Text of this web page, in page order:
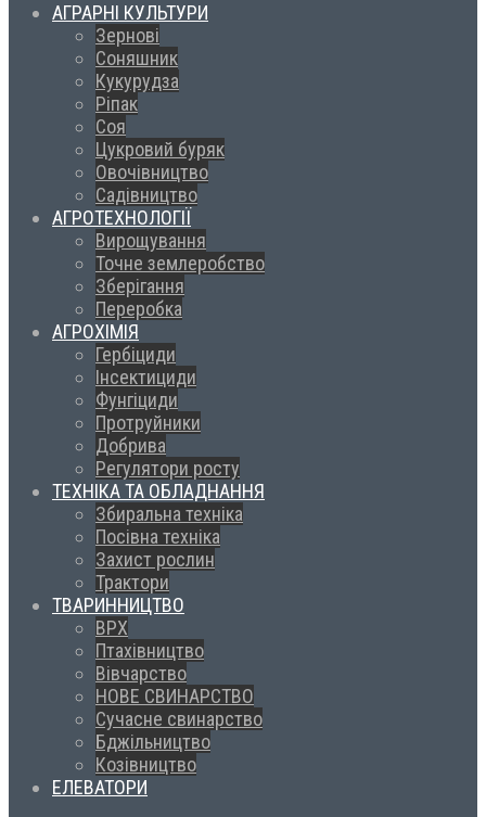
АГРАРНІ КУЛЬТУРИ
Зернові
Соняшник
Кукурудза
Ріпак
Соя
Цукровий буряк
Овочівництво
Садівництво
АГРОТЕХНОЛОГІЇ
Вирощування
Точне землеробство
Зберігання
Переробка
АГРОХІМІЯ
Гербіциди
Інсектициди
Фунгіциди
Протруйники
Добрива
Регулятори росту
ТЕХНІКА ТА ОБЛАДНАННЯ
Збиральна техніка
Посівна техніка
Захист рослин
Трактори
ТВАРИННИЦТВО
ВРХ
Птахівництво
Вівчарство
НОВЕ СВИНАРСТВО
Сучасне свинарство
Бджільництво
Козівництво
ЕЛЕВАТОРИ